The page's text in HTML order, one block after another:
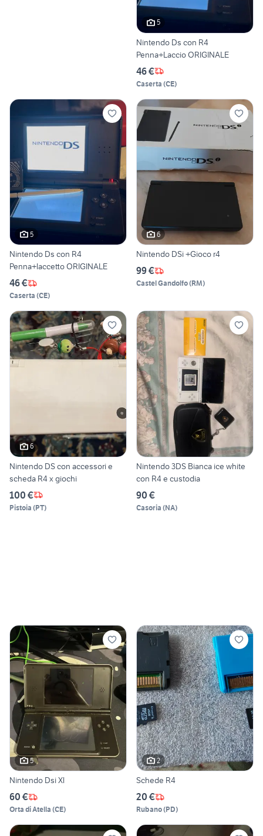
5
Nintendo Ds con R4
Penna+Laccio ORIGINALE
46 €
Caserta (CE)
5
Nintendo Ds con R4
Penna+laccetto ORIGINALE
46 €
Caserta (CE)
6
Nintendo DSi +Gioco r4
99 €
Castel Gandolfo(RM)
6
Nintendo DS con accessori e
scheda R4 x giochi
100 €
Pistoia (PT)
Nintendo 3DS Bianca ice white
con R4 e custodia
90 €
Casoria (NA)
5
Nintendo Dsi Xl
60 €
Orta di Atella (CE)
2
Schede R4
20 €
Rubano(PD)